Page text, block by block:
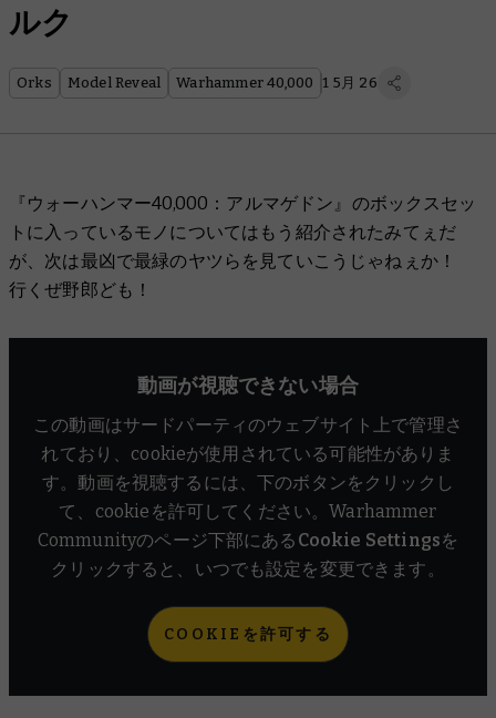
ルク
Orks Model Reveal Warhammer 40,000 1 5月 26
『ウォーハンマー40,000：アルマゲドン』のボックスセッ
トに入っているモノについてはもう紹介されたみてぇだ
が、次は最凶で最緑のヤツらを見ていこうじゃねぇか！
行くぜ野郎ども！
動画が視聴できない場合
この動画はサードパーティのウェブサイト上で管理さ
れており、cookieが使用されている可能性がありま
す。動画を視聴するには、下のボタンをクリックし
て、cookieを許可してください。Warhammer
Communityのページ下部にある Cookie Settingsを
クリックすると、いつでも設定を変更できます。
COOKIEを許可する